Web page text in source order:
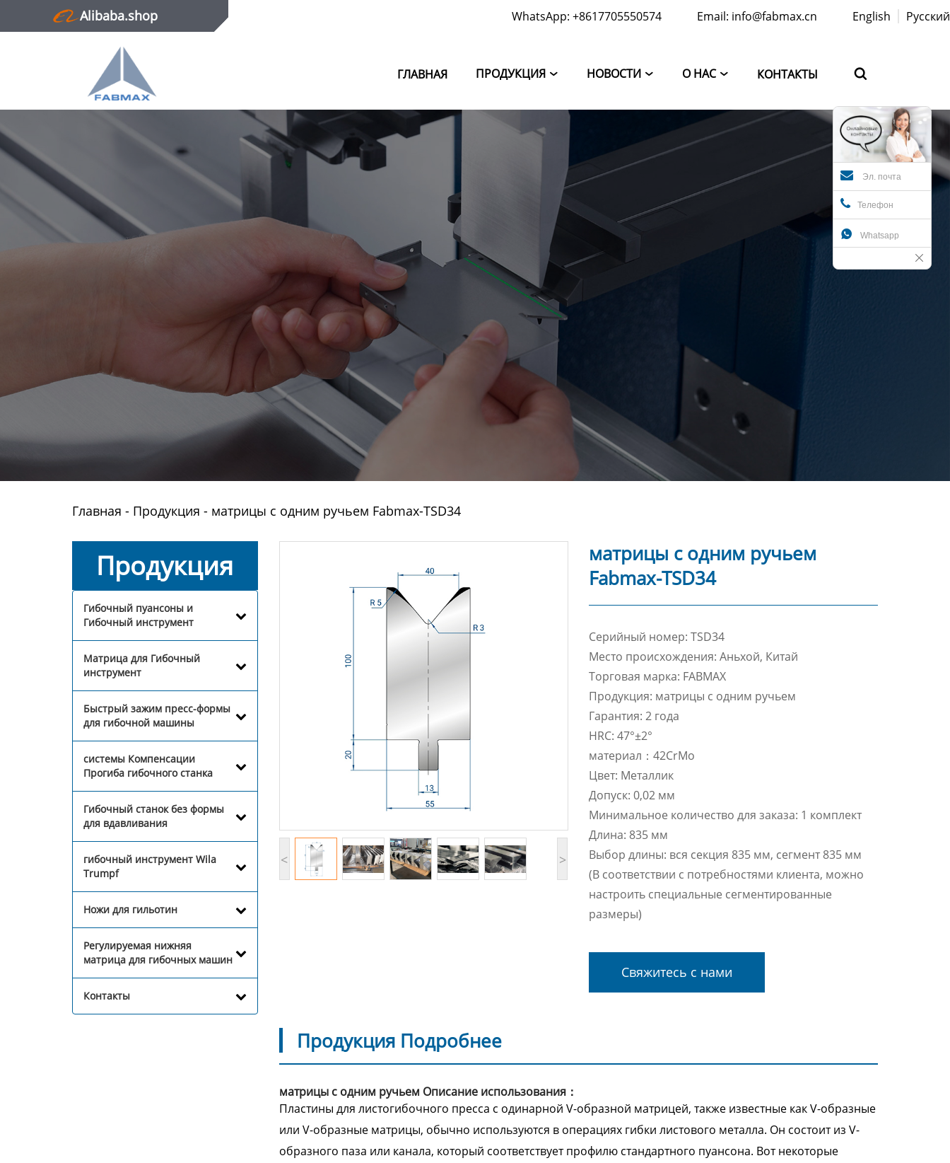
Alibaba.shop WhatsApp: +8617705550574 Email: info@fabmax.cn English Русский
ГЛАВНАЯ ПРОДУКЦИЯ  НОВОСТИ  О НАС  КОНТАКТЫ 
Главная
Контактная информация
Эл. почта
Телефон
 Whatsapp
Главная - Продукция - матрицы с одним ручьем Fabmax-TSD34
Продукция
Гибочный пуансоны и
Гибочный инструмент
Матрица для Гибочный
инструмент
Быстрый зажим пресс-формы
для гибочной машины
системы Компенсации
Прогиба гибочного станка
Гибочный станок без формы
для вдавливания
гибочный инструмент Wila
Trumpf
Ножи для гильотин
Регулируемая нижняя
матрица для гибочных машин
Контакты
< >
матрицы с одним ручьем
Fabmax-TSD34
Cерийный номер: TSD34
Место происхождения: Аньхой, Китай
Торговая марка: FABMAX
Продукция: матрицы с одним ручьем
Гарантия: 2 года
HRC: 47°±2°
материал：42CrMo
Цвет: Металлик
Допуск: 0,02 мм
Минимальное количество для заказа: 1 комплект
Длина: 835 мм
Выбор длины: вся секция 835 мм, сегмент 835 мм
(В соответствии с потребностями клиента, можно
настроить специальные сегментированные
размеры)
Свяжитесь с нами
Продукция Подробнее
матрицы с одним ручьем Описание использования：
Пластины для листогибочного пресса с одинарной V-образной матрицей, также известные как V-образные
или V-образные матрицы, обычно используются в операциях гибки листового металла. Он состоит из V-
образного паза или канала, который соответствует профилю стандартного пуансона. Вот некоторые